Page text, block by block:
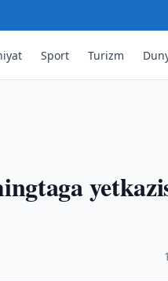
Sport Turizm